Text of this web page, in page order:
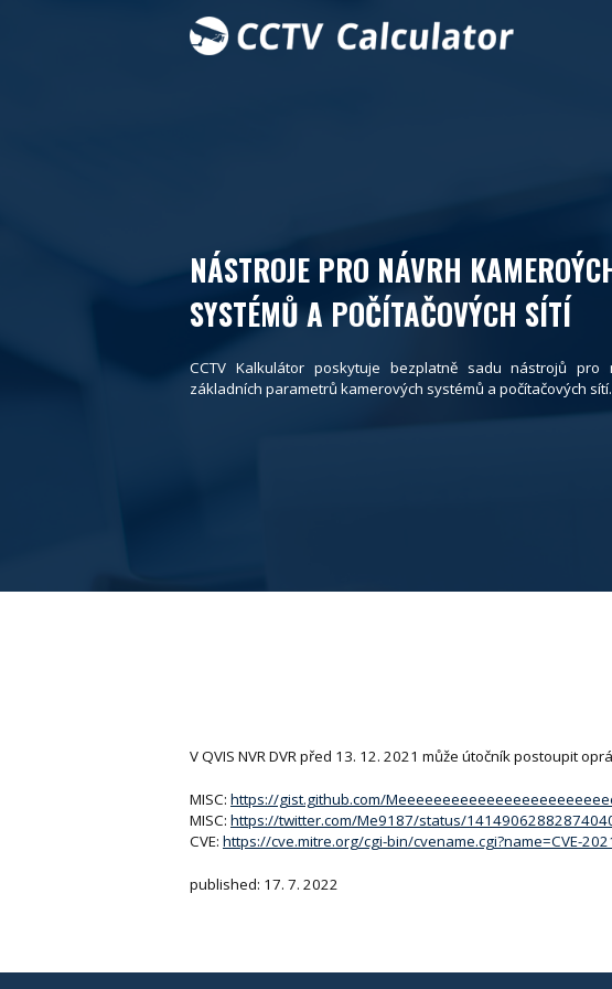
NÁSTROJE PRO NÁVRH
SYSTÉMŮ A POČÍTAČOVÝCH SÍTÍ
CCTV Kalkulátor poskytuje bezplatně sadu nástrojů
základních parametrů kamerových systémů a počítačových sítí.
V QVIS NVR DVR před 13. 12. 2021 může útočník postoupit
MISC: https://gist.github.com/
MISC: https://twitter.com/Me9187/status/
CVE: https://cve.mitre.org/cgi-bin/cvename.cgi?name=CVE-
published: 17. 7. 2022